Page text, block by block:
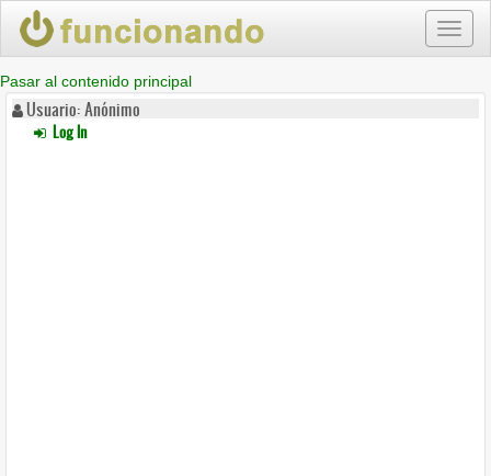
Pasar al contenido principal
Usuario: Anónimo
Log In